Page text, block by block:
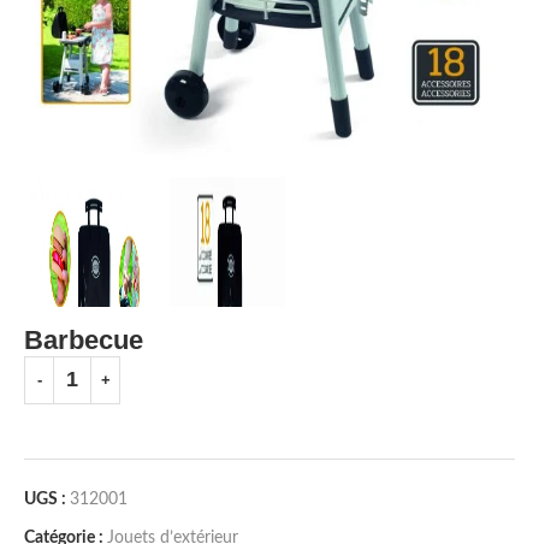
Barbecue
UGS : 312001
Catégorie : Jouets d’extérieur